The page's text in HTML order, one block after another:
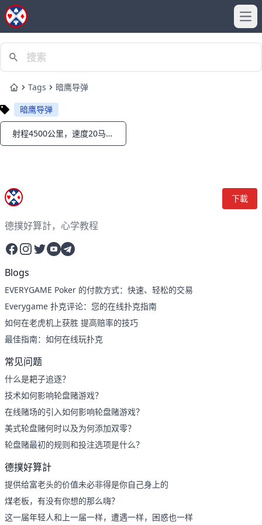
HomeTags
暗鹰导弹
暗鹰导弹
Notifications 射程4500公里，速度20马赫，美国首款高超弹直逼中国门口？
下載
德撲好算計，心学教程
Facebook
Instagram
Twitter
YouTube
Telegram
Blogs
EVERYGAME Poker 的付款方式：快速、轻松的交易
Everygame 扑克评论：您的在线扑克指南
如何在老虎机上获胜 提高赔率的技巧
最佳指南：如何在线玩扑克
常见问题
什么是耙子追逐？
技术如何影响轮盘赌游戏？
在线赌场的引入如何影响轮盘赌游戏？
美式轮盘赌何时以及为何添加双零？
轮盘赌最初的规则和投注选项是什么？
德撲好算計
提供给富老头的价值未必非得是你自己身上的
煤老板，有没有你想的那么嗨？
这一届年轻人和上一届一样，遭遇一样，困惑也一样